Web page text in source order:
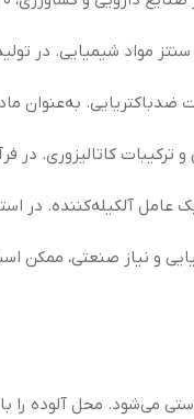
مواد شیمیایی. در
ضدباکتریایی.
کاتالیزوری. در
عامل آلکیله‌کننده. در
و نیاز صنعتی، ممکن
می‌شود. محل آلوده را